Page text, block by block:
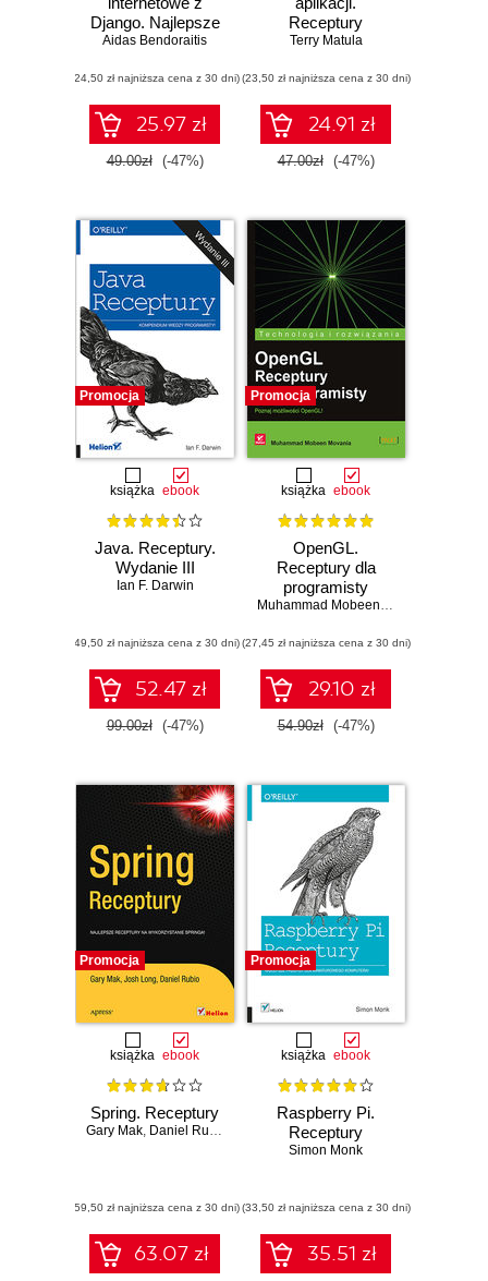
Django. Najlepsze
receptury
Aidas Bendoraitis
(24,50 zł najniższa cena z 30 dni)
25.97 zł
49.00zł (-47%)
Receptury
Terry Matula
(23,50 zł najniższa cena z 30 dni)
24.91 zł
47.00zł (-47%)
Promocja
książka ebook
Java. Receptury.
Wydanie III
Ian F. Darwin
(49,50 zł najniższa cena z 30 dni)
52.47 zł
99.00zł (-47%)
Promocja
książka ebook
OpenGL.
Receptury dla
programisty
Muhammad Mobeen Movania
(27,45 zł najniższa cena z 30 dni)
29.10 zł
54.90zł (-47%)
Promocja
książka ebook
Spring. Receptury
Gary Mak, Daniel Rubio Josh Long
(59,50 zł najniższa cena z 30 dni)
63.07 zł
Promocja
książka ebook
Raspberry Pi.
Receptury
Simon Monk
(33,50 zł najniższa cena z 30 dni)
35.51 zł